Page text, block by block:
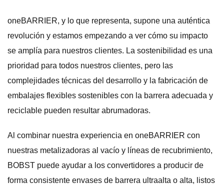
oneBARRIER, y lo que representa, supone una auténtica
revolución y estamos empezando a ver cómo su impacto
se amplía para nuestros clientes. La sostenibilidad es una
prioridad para todos nuestros clientes, pero las
complejidades técnicas del desarrollo y la fabricación de
embalajes flexibles sostenibles con la barrera adecuada y
reciclable pueden resultar abrumadoras.
Al combinar nuestra experiencia en oneBARRIER con
nuestras metalizadoras al vacío y líneas de recubrimiento,
BOBST puede ayudar a los convertidores a producir de
forma consistente envases de barrera ultraalta o alta, listos